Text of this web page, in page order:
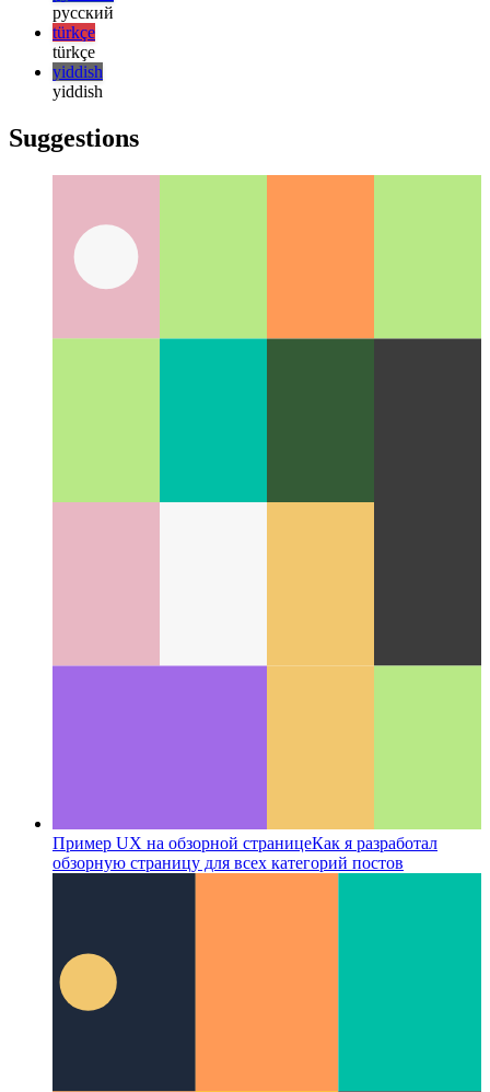
日本語
한국어
한국어
русский
русский
türkçe
yiddish
Suggestions
Пример UX на обзорной странице
обзорную страницу для всех категорий постов